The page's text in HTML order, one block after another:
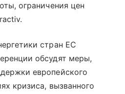
ограничения цен
стран ЕС
обсудят меры,
европейского
кризиса, вызванного